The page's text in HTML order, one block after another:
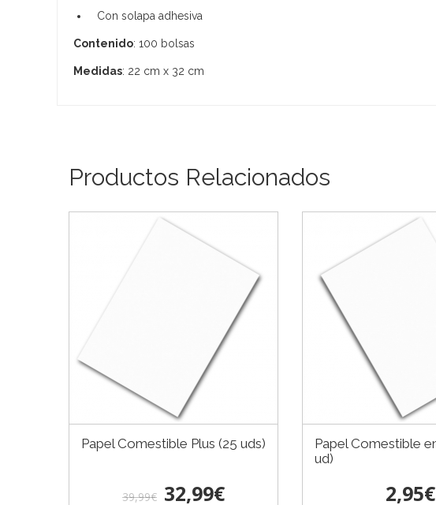
Con solapa adhesiva
Contenido: 100 bolsas
Medidas: 22 cm x 32 cm
Productos Relacionados
Papel Comestible Plus (25 uds)
39,99€ 32,99€
Papel Comestible
ud)
2,95€